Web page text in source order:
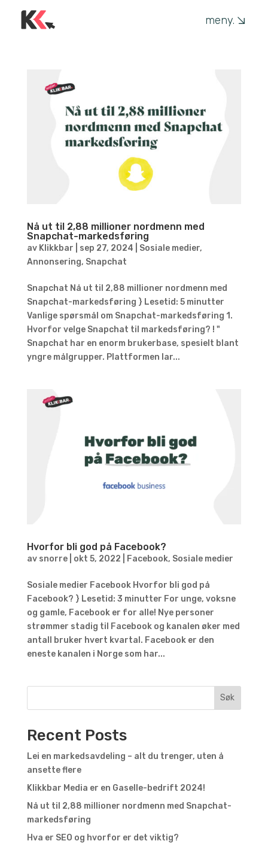
meny.
Nå ut til 2,88 millioner nordmenn med
Snapchat-markedsføring
av Klikkbar sep 27, 2024 Sosiale medier,
Annonsering, Snapchat
Snapchat Nå ut til 2,88 millioner nordmenn med
Snapchat-markedsføring } Lesetid: 5 minutter
Vanlige spørsmål om Snapchat-markedsføring 1.
Hvorfor velge Snapchat til markedsføring? ! "
Snapchat har en enorm brukerbase, spesielt blant
yngre målgrupper. Plattformen lar...
Hvorfor bli god på Facebook?
av snorre| okt 5, 2022 Facebook, Sosiale medier
Sosiale medier Facebook Hvorfor bli god på
Facebook? } Lesetid: 3 minutter For unge, voksne
og gamle, Facebook er for alle! Nye personer
strømmer stadig til Facebook og kanalen øker med
antall bruker hvert kvartal. Facebook er den
eneste kanalen i Norge som har...
Søk
Recent Posts
Lei en markedsavdeling – alt du trenger, uten å
ansette flere
Klikkbar Media er en Gaselle-bedrift 2024!
Nå ut til 2,88 millioner nordmenn med Snapchat-
markedsføring
Hva er SEO og hvorfor er det viktig?